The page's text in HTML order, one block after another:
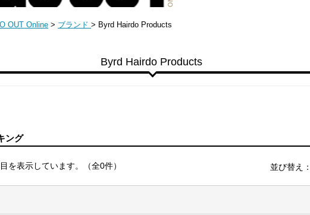
OUT Online > ブランド > Byrd Hairdo Products
Byrd Hairdo Products
ング
を表示しています。（全0件） 並び替え：